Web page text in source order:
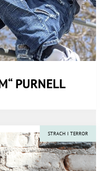
PURNELL
STRACH I TERROR